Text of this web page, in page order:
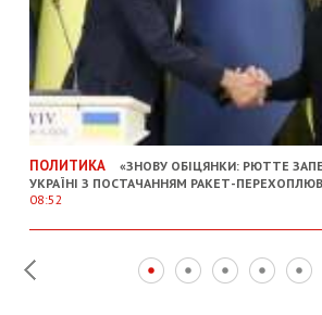
ПОЛИТИКА
«ЗНОВУ ОБІЦЯНКИ: РЮТТЕ
УКРАЇНІ З ПОСТАЧАННЯМ РАКЕТ-
08:52